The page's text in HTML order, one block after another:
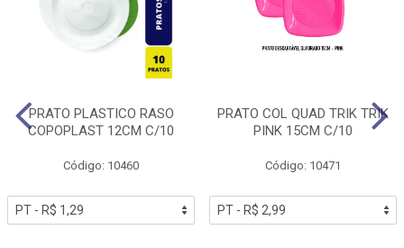
PRATO PLASTICO RASO
COPOPLAST 12CM C/10
Código: 10460
PRATO COL QUAD TRIK TRIK
PINK 15CM C/10
Código: 10471